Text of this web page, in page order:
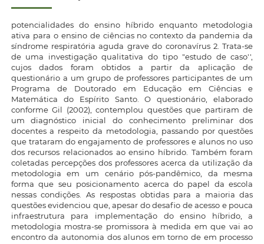
potencialidades do ensino híbrido enquanto metodologia
ativa para o ensino de ciências no contexto da pandemia da
síndrome respiratória aguda grave do coronavírus 2. Trata-se
de uma investigação qualitativa do tipo "estudo de caso'',
cujos dados foram obtidos a partir da aplicação de
questionário a um grupo de professores participantes de um
Programa de Doutorado em Educação em Ciências e
Matemática do Espírito Santo. O questionário, elaborado
conforme Gil (2002), contemplou questões que partiram de
um diagnóstico inicial do conhecimento preliminar dos
docentes a respeito da metodologia, passando por questões
que trataram do engajamento de professores e alunos no uso
dos recursos relacionados ao ensino híbrido. Também foram
coletadas percepções dos professores acerca da utilização da
metodologia em um cenário pós-pandêmico, da mesma
forma que seu posicionamento acerca do papel da escola
nessas condições. As respostas obtidas para a maioria das
questões evidenciou que, apesar do desafio de acesso e pouca
infraestrutura para implementação do ensino híbrido, a
metodologia mostra-se promissora à medida em que vai ao
encontro da autonomia dos alunos em torno de em processo